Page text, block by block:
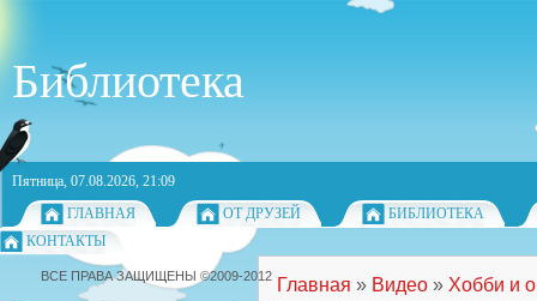
Библиотека
Пятница, 07.08.2026, 21:09
ГЛАВНАЯ
ОТ ДРУЗЕЙ
БИБЛИОТЕКА
КОНТАКТЫ
Главная » Видео » Хобби и
ВСЕ ПРАВА ЗАЩИЩЕНЫ ©2009-2012